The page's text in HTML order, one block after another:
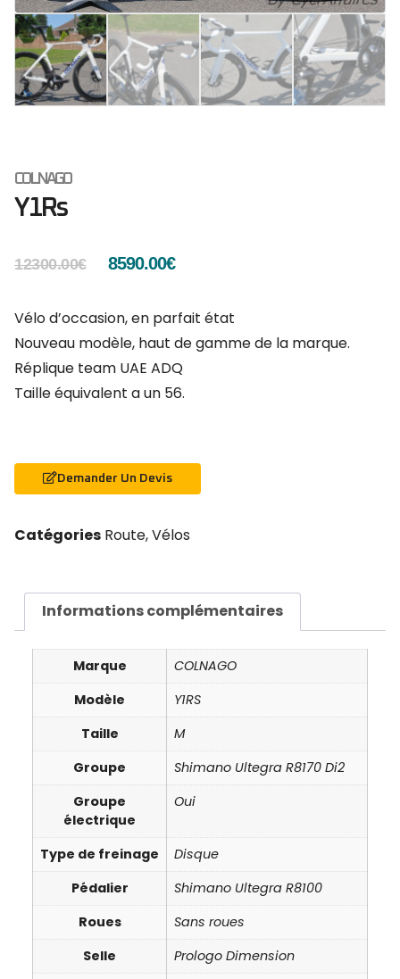
COLNAGO
Y1Rs
12300.00€ 8590.00€
Vélo d’occasion, en parfait état
Nouveau modèle, haut de gamme de la marque.
Réplique team UAE ADQ
Taille équivalent a un 56.
Demander Un Devis
Catégories Route,Vélos
Informations complémentaires
Marque
COLNAGO
Modèle
Y1RS
Taille
M
Groupe
Shimano Ultegra R8170 Di2
Groupe
électrique
Oui
Type de freinage
Disque
Pédalier
Shimano Ultegra R8100
Roues
Sans roues
Selle
Prologo Dimension